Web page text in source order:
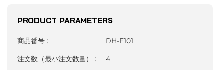
PRODUCT PARAMETERS
商品番号 : DH-F101
注文数（最小注文数量） : 4